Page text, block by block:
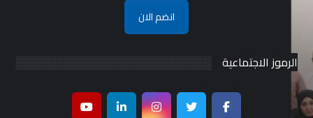
انضم الان
الرموز الاجتماعية